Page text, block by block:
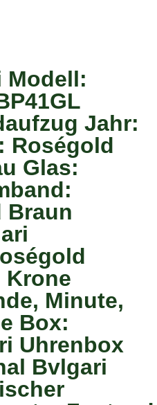
Modell:
Jahr:
Roségold
Glas:
Braun
Krone
Minute,
Box:
Uhrenbox
Bvlgari